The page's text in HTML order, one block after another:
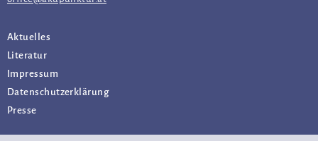
Aktuelles
Literatur
Impressum
Datenschutz­erklärung
Presse